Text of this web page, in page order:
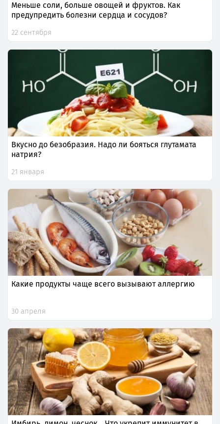
Меньше соли, больше овощей и фруктов. Как
предупредить болезни сердца и сосудов?
22 сентября
Вкусно до безобразия. Надо ли бояться глутамата
натрия?
21 января
Какие продукты чаще всего вызывают аллергию
30 апреля